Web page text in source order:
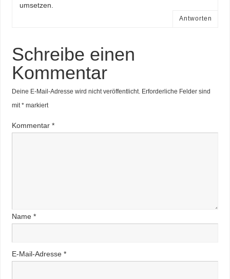
umsetzen.
Antworten
Schreibe einen
Kommentar
Deine E-Mail-Adresse wird nicht veröffentlicht. Erforderliche Felder sind
mit *markiert
Kommentar *
Name *
E-Mail-Adresse *